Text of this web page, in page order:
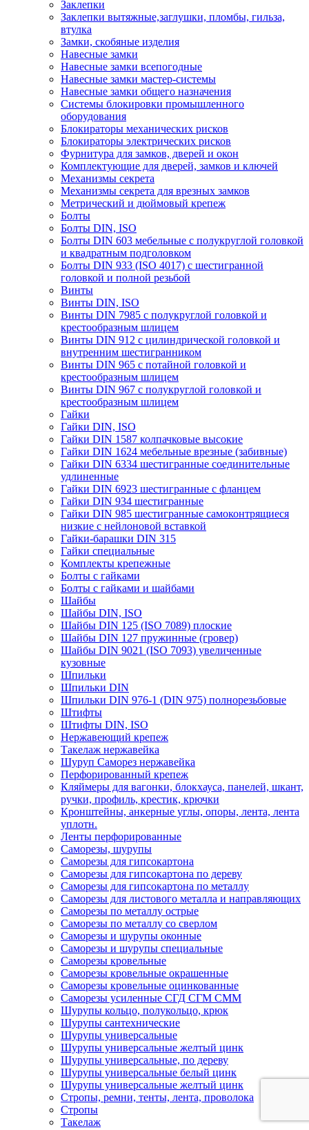
Заклепки
Заклепки вытяжные,заглушки, пломбы, гильза,
втулка
Замки, скобяные изделия
Навесные замки
Навесные замки всепогодные
Навесные замки мастер-системы
Навесные замки общего назначения
Системы блокировки промышленного
оборудования
Блокираторы механических рисков
Блокираторы электрических рисков
Фурнитура для замков, дверей и окон
Комплектующие для дверей, замков и ключей
Механизмы секрета
Механизмы секрета для врезных замков
Метрический и дюймовый крепеж
Болты
Болты DIN, ISO
Болты DIN 603 мебельные с полукруглой головкой
и квадратным подголовком
Болты DIN 933 (ISO 4017) с шестигранной
головкой и полной резьбой
Винты
Винты DIN, ISO
Винты DIN 7985 с полукруглой головкой и
крестообразным шлицем
Винты DIN 912 с цилиндрической головкой и
внутренним шестигранником
Винты DIN 965 с потайной головкой и
крестообразным шлицем
Винты DIN 967 с полукруглой головкой и
крестообразным шлицем
Гайки
Гайки DIN, ISO
Гайки DIN 1587 колпачковые высокие
Гайки DIN 1624 мебельные врезные (забивные)
Гайки DIN 6334 шестигранные соединительные
удлиненные
Гайки DIN 6923 шестигранные с фланцем
Гайки DIN 934 шестигранные
Гайки DIN 985 шестигранные самоконтрящиеся
низкие с нейлоновой вставкой
Гайки-барашки DIN 315
Гайки специальные
Комплекты крепежные
Болты с гайками
Болты с гайками и шайбами
Шайбы
Шайбы DIN, ISO
Шайбы DIN 125 (ISO 7089) плоские
Шайбы DIN 127 пружинные (гровер)
Шайбы DIN 9021 (ISO 7093) увеличенные
кузовные
Шпильки
Шпильки DIN
Шпильки DIN 976-1 (DIN 975) полнорезьбовые
Штифты
Штифты DIN, ISO
Нержавеющий крепеж
Такелаж нержавейка
Шуруп Саморез нержавейка
Перфорированный крепеж
Кляймеры для вагонки, блокхауса, панелей, шкант,
ручки, профиль, крестик, крючки
Кронштейны, анкерные углы, опоры, лента, лента
уплотн.
Ленты перфорированные
Саморезы, шурупы
Саморезы для гипсокартона
Саморезы для гипсокартона по дереву
Саморезы для гипсокартона по металлу
Саморезы для листового металла и направляющих
Саморезы по металлу острые
Саморезы по металлу со сверлом
Саморезы и шурупы оконные
Саморезы и шурупы специальные
Саморезы кровельные
Саморезы кровельные окрашенные
Саморезы кровельные оцинкованные
Саморезы усиленные СГД СГМ СММ
Шурупы кольцо, полукольцо, крюк
Шурупы сантехнические
Шурупы универсальные
Шурупы универсальные желтый цинк
Шурупы универсальные, по дереву
Шурупы универсальные белый цинк
Шурупы универсальные желтый цинк
Стропы, ремни, тенты, лента, проволока
Стропы
Такелаж